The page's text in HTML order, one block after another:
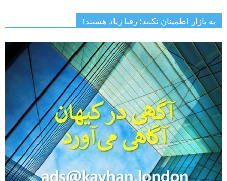
به بازار اطمینان نکنید؛ رقبا زیاد هستند!